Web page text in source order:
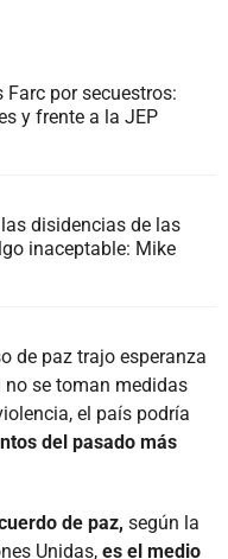
Farc por secuestros:
y frente a la JEP
disidencias de las
inaceptable: Mike
de paz trajo esperanza
no se toman medidas
el país podría
del pasado más
de paz, según la
Unidas, es el medio